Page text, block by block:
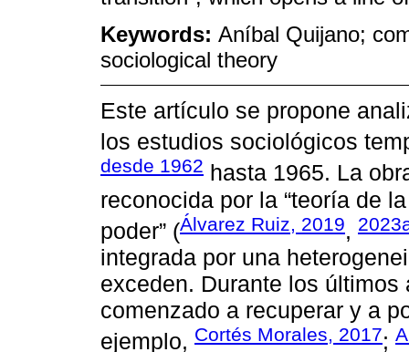
Keywords: Aníbal Quijano;
sociological theory
Este artículo se propone
los estudios sociológicos
desde 1962 hasta 1965. La
reconocida por la “teoría de
poder” (Álvarez Ruiz, 2019,
integrada por una
exceden. Durante los
comenzado a recuperar y a
ejemplo, Cortés Morales, 2017;